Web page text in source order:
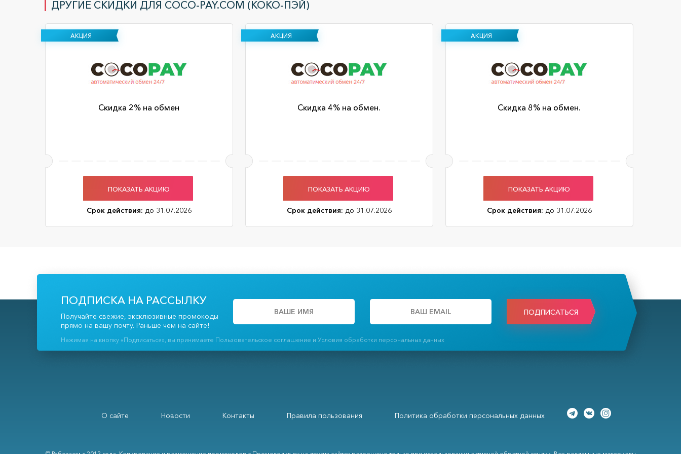
ДРУГИЕ СКИДКИ ДЛЯ COCO-PAY.COM (КОКО-ПЭЙ)
АКЦИЯ
Скидка 2% на обмен
ПОКАЗАТЬ АКЦИЮ
Срок действия: до 31.07.2026
АКЦИЯ
Скидка 4% на обмен.
ПОКАЗАТЬ АКЦИЮ
Срок действия: до 31.07.2026
АКЦИЯ
Скидка 8% на обмен.
ПОКАЗАТЬ АКЦИЮ
Срок действия: до 31.07.2026
ПОДПИСКА НА РАССЫЛКУ
Получайте свежие, эксклюзивные промокоды
прямо на вашу почту. Раньше чем на сайте!
ПОДПИСАТЬСЯ
Нажимая на кнопку «Подписаться», вы принимаете Пользовательское соглашение и Условия обработки персональных данных
О сайте Новости Контакты Правила пользования Политика обработки персональных данных